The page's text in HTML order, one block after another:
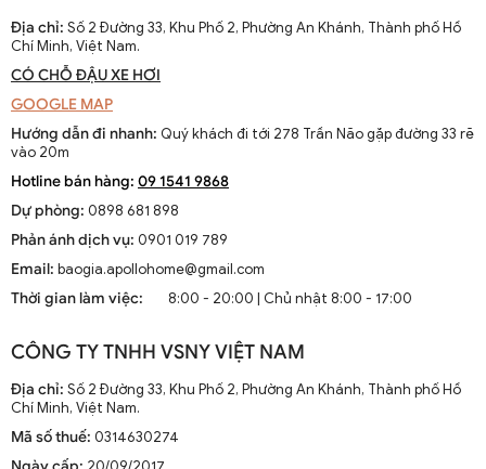
như trơn trượt hay các chướng ngại vật. Ngoài ra, ánh sáng mạnh
và ổn định cũng góp phần ngăn chặn các hoạt động không mong
muốn từ bên ngoài.
1.2. Thẩm Mỹ Và Tính Thẩm Mỹ
Một chiếc đèn tường ngoài trời được thiết kế đẹp mắt có thể trở
mà còn mang lại vẻ đẹp cho cả ngôi nhà. Việc nổi bật các đường
nét kiến trúc của ngôi nhà bằng ánh sáng định hướng có thể tạo
nên những hiệu ứng đáng kinh ngạc.
2. Lựa Chọn Đèn Tường Ngoài Trời Phù Hợp
với không gian và nhu cầu của bạn là rất quan trọng.
2.1. Chất Liệu Phù Hợp
Đèn tường ngoài trời thường phải đối mặt với những điều kiện thời
tiết khắc nghiệt như mưa, bụi, và nhiệt độ cao. Do đó, lựa chọn
Địa chỉ: Số 2 Đường 33, Khu Phố 2, Phường An Khánh, Thành phố Hồ
Chí Minh, Việt Nam.
CÓ CHỖ ĐẬU XE HƠI
GOOGLE MAP
Hướng dẫn đi nhanh: Quý khách đi tới 278 Trần Não gặp đường 33 rẽ
vào 20m
Hotline bán hàng: 09 1541 9868
Dự phòng: 0898 681 898
Phản ánh dịch vụ: 0901 019 789
Email: baogia.apollohome@gmail.com
Thời gian làm việc:
8:00 - 20:00 | Chủ nhật 8:00 - 17:00
CÔNG TY TNHH VSNY VIỆT NAM
Địa chỉ: Số 2 Đường 33, Khu Phố 2, Phường An Khánh, Thành phố Hồ
Chí Minh, Việt Nam.
Mã số thuế: 0314630274